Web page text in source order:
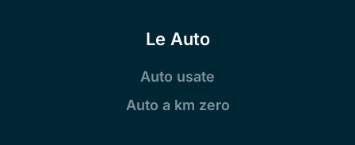
Le Auto
Auto usate
Auto a km zero